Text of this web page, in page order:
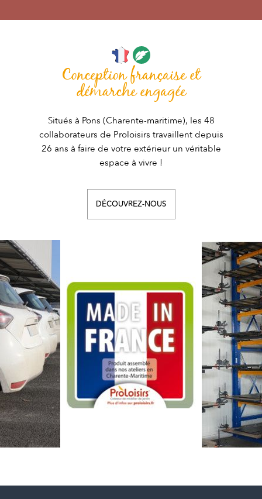
Conception française et
démarche engagée
Situés à Pons (Charente-maritime), les 48
collaborateurs de Proloisirs travaillent depuis
26 ans à faire de votre extérieur un véritable
espace à vivre !
DÉCOUVREZ-NOUS